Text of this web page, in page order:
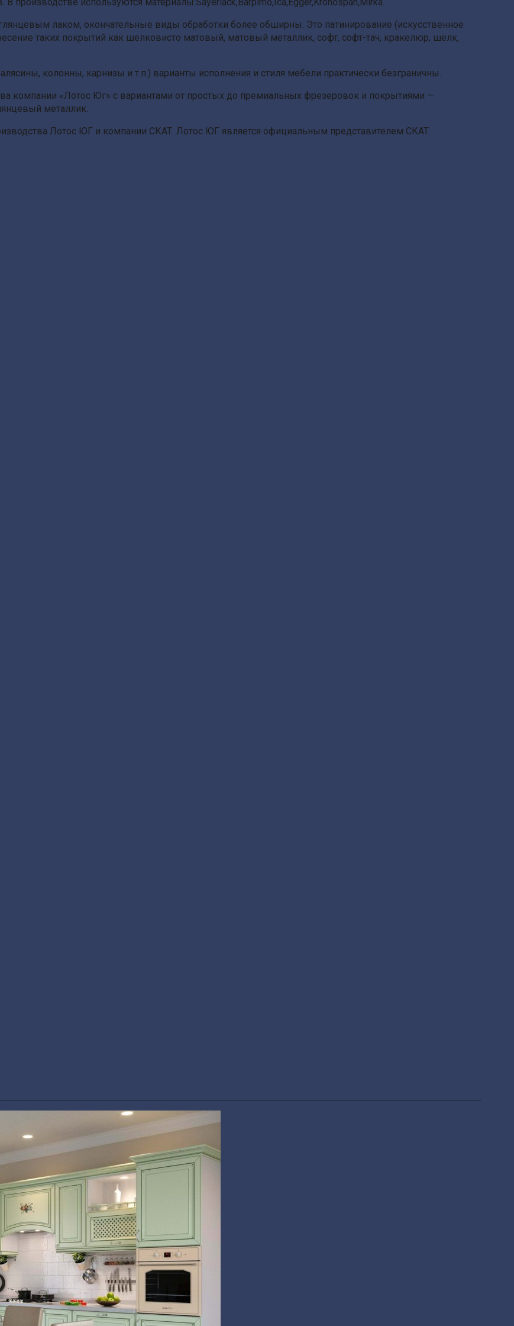
лаком, окончательные виды обработки более обширны. Это патинирование (искусственное
таких покрытий как шелковисто матовый, матовый металлик, софт, софт-тач, кракелюр, шелк,
колонны, карнизы и т.п.) варианты исполнения и стиля мебели практически безграничны.
компании «Лотос Юг» с вариантами от простых до премиальных фрезеровок и покрытиями —
металлик.
Лотос ЮГ и компании СКАТ. Лотос ЮГ является официальным представителем СКАТ.